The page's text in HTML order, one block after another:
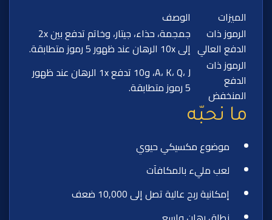
الميزات
الوصف
الرموز ذات
الدفع العالي
جمجمة، حذاء، جيتار، وخاتم تدفع بين 2x
إلى 10x الرهان عند ظهور 5 رموز متطابقة.
الرموز ذات
الدفع
المنخفض
A، K، Q، J، و10 تدفع 1x الرهان عند ظهور
5 رموز متطابقة.
ما نحبّه
موضوع مكسيكي حيوي
لعب مليء بالمكافآت
إمكانية ربح عالية تصل إلى 10,000 ضعف